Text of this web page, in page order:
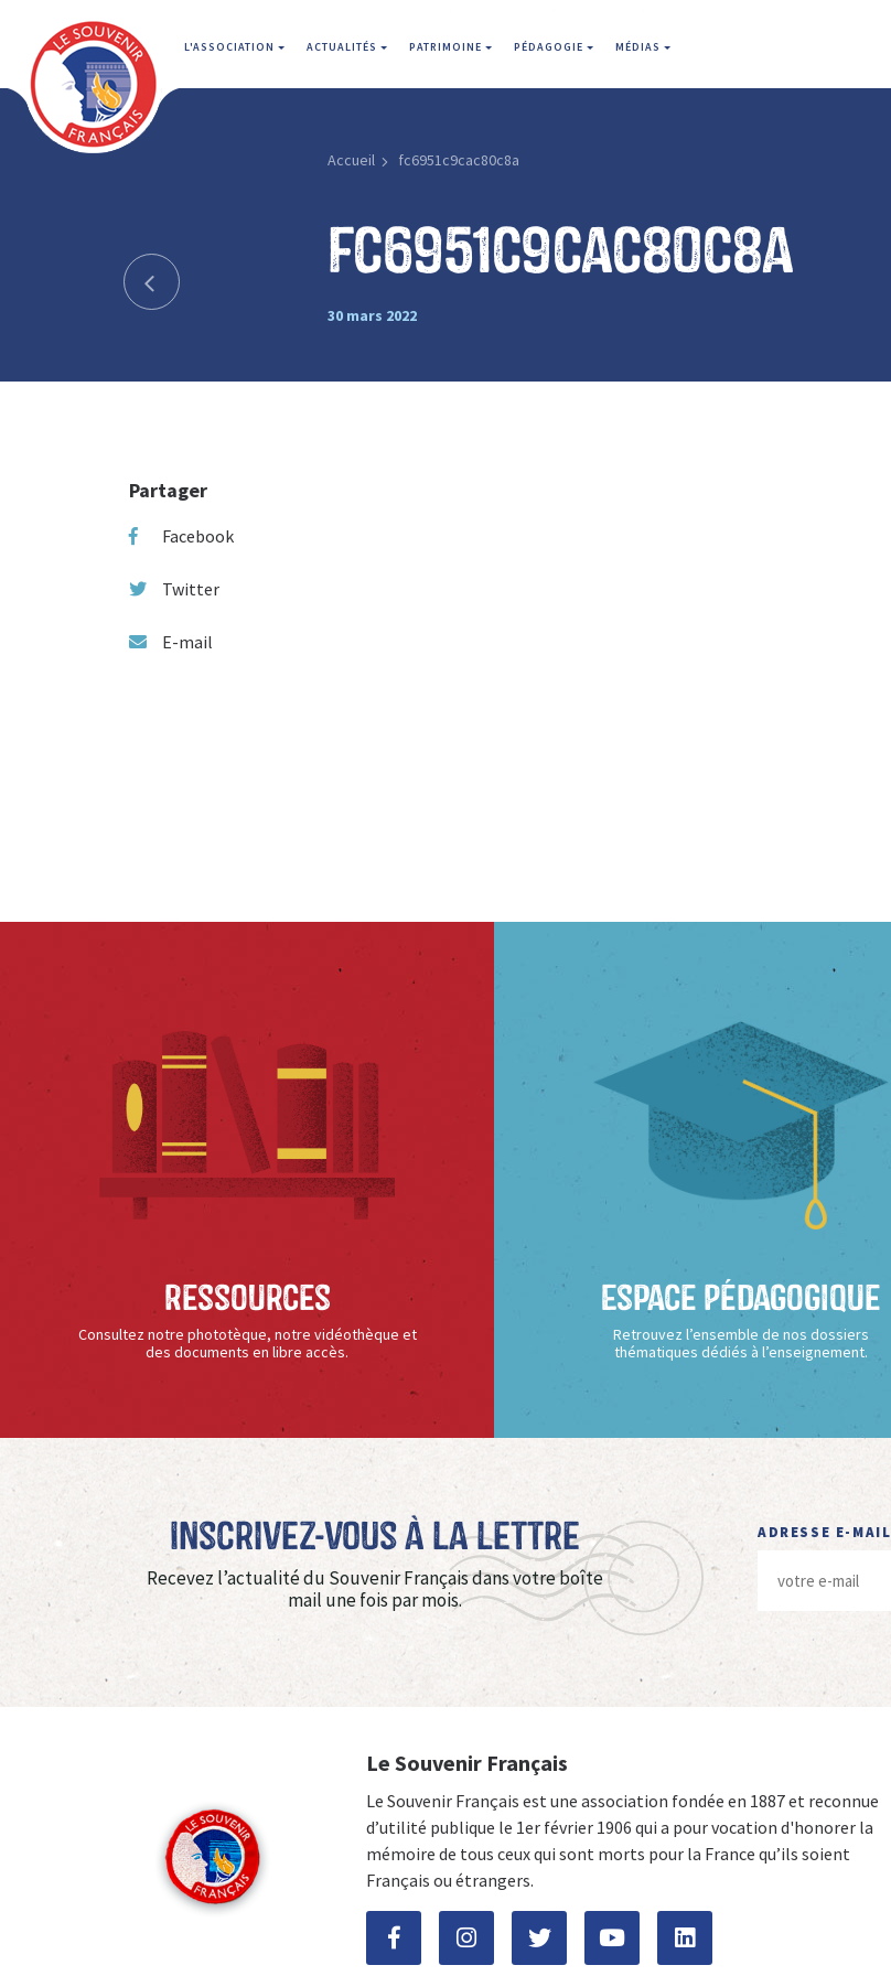
L'ASSOCIATION ACTUALITÉS PATRIMOINE PÉDAGOGIE MÉDIAS
Accueil fc6951c9cac80c8a
fc6951c9cac80c8a
30 mars 2022
Partager
Facebook
Twitter
E-mail
Ressources
Consultez notre phototèque, notre vidéothèque et
des documents en libre accès.
Espace Pédagogique
Retrouvez l’ensemble de nos dossiers
thématiques dédiés à l’enseignement.
Inscrivez-vous à La Lettre
Recevez l’actualité du Souvenir Français dans votre boîte
mail une fois par mois.
ADRESSE E-MAIL
Le Souvenir Français
Le Souvenir Français est une association fondée en 1887 et reconnue
d’utilité publique le 1er février 1906 qui a pour vocation d'honorer la
mémoire de tous ceux qui sont morts pour la France qu’ils soient
Français ou étrangers.